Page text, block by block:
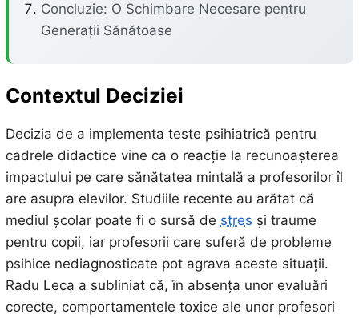
Concluzie: O Schimbare Necesare pentru
Generații Sănătoase
Contextul Deciziei
Decizia de a implementa teste psihiatrică pentru
cadrele didactice vine ca o reacție la recunoașterea
impactului pe care sănătatea mintală a profesorilor îl
are asupra elevilor. Studiile recente au arătat că
mediul școlar poate fi o sursă de stres și traume
pentru copii, iar profesorii care suferă de probleme
psihice nediagnosticate pot agrava aceste situații.
Radu Leca a subliniat că, în absența unor evaluări
corecte, comportamentele toxice ale unor profesori